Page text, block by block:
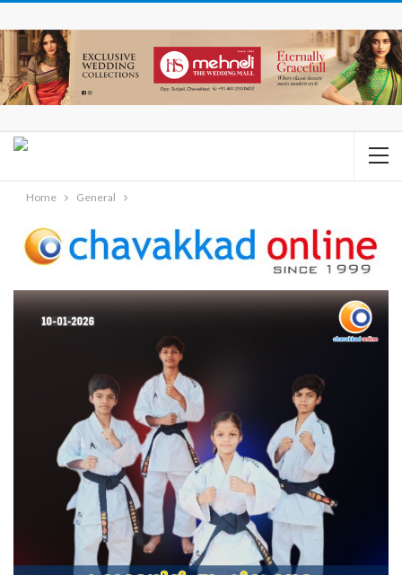
Home General